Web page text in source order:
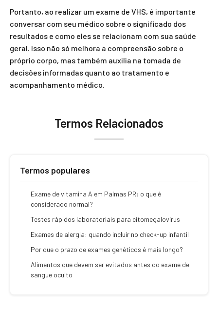
Portanto, ao realizar um exame de VHS, é importante
conversar com seu médico sobre o significado dos
resultados e como eles se relacionam com sua saúde
geral. Isso não só melhora a compreensão sobre o
próprio corpo, mas também auxilia na tomada de
decisões informadas quanto ao tratamento e
acompanhamento médico.
Termos Relacionados
Termos populares
Exame de vitamina A em Palmas PR: o que é
considerado normal?
Testes rápidos laboratoriais para citomegalovírus
Exames de alergia: quando incluir no check-up infantil
Por que o prazo de exames genéticos é mais longo?
Alimentos que devem ser evitados antes do exame de
sangue oculto